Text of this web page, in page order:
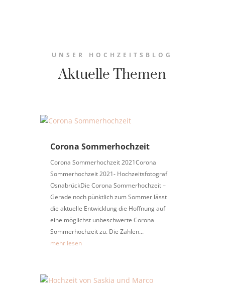
UNSER HOCHZEITSBLOG
Aktuelle Themen
Corona Sommerhochzeit
Corona Sommerhochzeit 2021Corona
Sommerhochzeit 2021- Hochzeitsfotograf
OsnabrückDie Corona Sommerhochzeit –
Gerade noch pünktlich zum Sommer lässt
die aktuelle Entwicklung die Hoffnung auf
eine möglichst unbeschwerte Corona
Sommerhochzeit zu. Die Zahlen...
mehr lesen